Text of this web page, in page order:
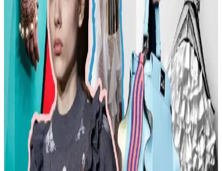
Kadın Moda Tavsiyeleri: Günlük Stil Önerileri,
Vücut Şekline Uygun Giysiler ve Kombin İpuçları
Kadın modasında renk uyumu, vücut şekline uygun giysiler, rahat
ayakkabılar ve aksesuar seçimi gibi konularda pratik öneriler
sunulmaktadır. Stil ikonlarından ilham alınarak sürdürülebilir moda
tercihleri vurgulanıyor.
Kemer Tokalarının Moda ve Kültürel Anlamları:
Şehir ve Kırsal Alanlarda Algı Farkları
Kemer tokaları, kırsal ve şehir kültürlerinde farklı anlamlar taşır.
Kırsal bölgelerde başarı simgesi olan büyük tokalar, şehirlerde sade
ve uyumlu tasarımlarla tercih edilir. Stil ve özgüven belirleyicidir.
Moda Mikrotrendleri: Geçmişten Günümüze Sevilen
ve Hâlâ Tercih Edilen Parçalar